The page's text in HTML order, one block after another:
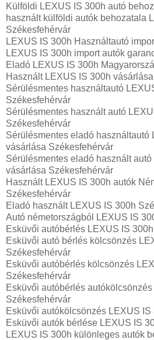
Külföldi LEXUS IS 300h autó
használt külföldi autók behozatala
Székesfehérvár
LEXUS IS 300h Használtautó
LEXUS IS 300h import autók
Eladó LEXUS IS 300h
Használt LEXUS IS 300h
Sérülésmentes használtautó
Székesfehérvár
Sérülésmentes használt autó
Székesfehérvár
Sérülésmentes eladó használtautó
vásárlása Székesfehérvár
Sérülésmentes eladó használt
vásárlása Székesfehérvár
Használt LEXUS IS 300h autók
Székesfehérvár
Eladó használt LEXUS IS 300h
Autó németországból LEXUS IS
Esküvői autóbérlés LEXUS IS
Esküvői autó bérlés kölcsönzés
Székesfehérvár
Esküvői autóbérlés kölcsönzés
Székesfehérvár
Esküvői autóbérlés
Székesfehérvár
Esküvői autókölcsönzés LEXUS
Esküvői autók bérlése LEXUS IS
LEXUS IS 300h különleges autók